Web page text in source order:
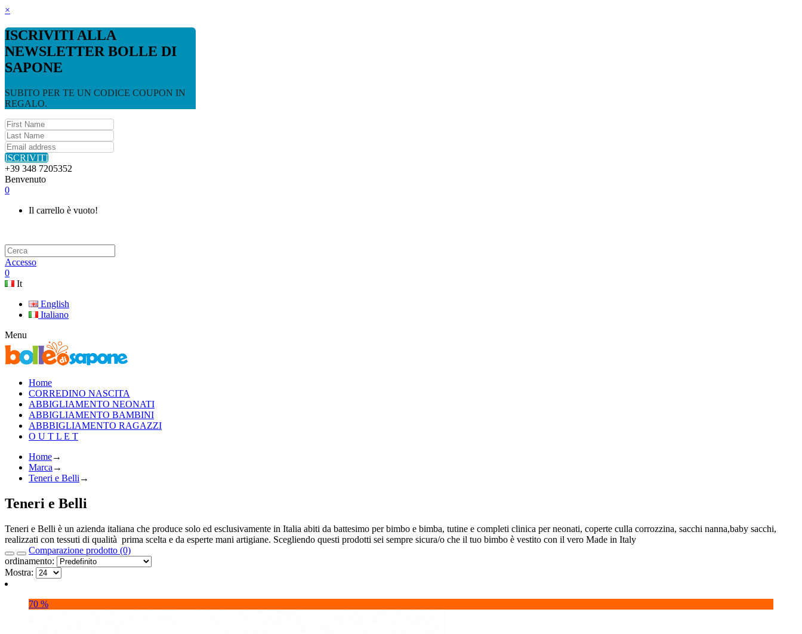
×
ISCRIVITI ALLA
NEWSLETTER BOLLE DI
SAPONE
SUBITO PER TE UN CODICE COUPON IN
REGALO.
ISCRIVITI
+39 348 7205352
Benvenuto
0
Il carrello è vuoto!
Accesso
0
It
English
Italiano
Menu
Home
CORREDINO NASCITA
ABBIGLIAMENTO NEONATI
ABBIGLIAMENTO BAMBINI
ABBBIGLIAMENTO RAGAZZI
O U T L E T
Home→
Marca →
Teneri e Belli →
Teneri e Belli
Teneri e Belli è un azienda italiana che produce solo ed esclusivamente in Italia abiti da battesimo per bimbo e bimba, tutine e completi clinica per neonati, coperte culla corrozzina, sacchi nanna,baby sacchi,
realizzati con tessuti di qualità prima scelta e da esperte mani artigiane. Scegliendo questi prodotti sei sempre sicura/o che il tuo bimbo è vestito con il vero Made in Italy
Comparazione prodotto (0)
ordinamento:
Mostra:
70 %